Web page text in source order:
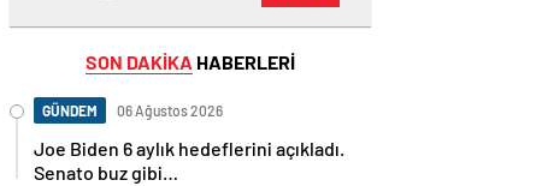
SON DAKİKA HABERLERİ
GÜNDEM 06 Ağustos 2026
Joe Biden 6 aylık hedeflerini açıkladı.
Senato buz gibi…